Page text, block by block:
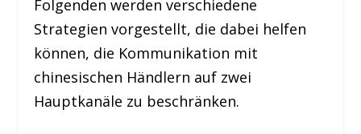
Folgenden werden verschiedene
Strategien vorgestellt, die dabei helfen
können, die Kommunikation mit
chinesischen Händlern auf zwei
Hauptkanäle zu beschränken.